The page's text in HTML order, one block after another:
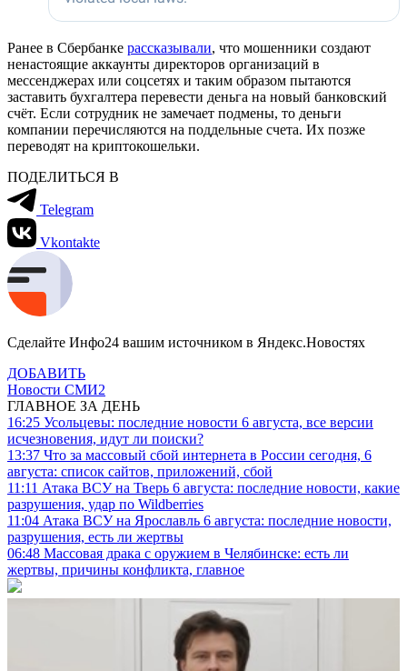
Ранее в Сбербанке рассказывали, что мошенники создают
ненастоящие аккаунты директоров организаций в
мессенджерах или соцсетях и таким образом пытаются
заставить бухгалтера перевести деньга на новый банковский
счёт. Если сотрудник не замечает подмены, то деньги
компании перечисляются на поддельные счета. Их позже
переводят на криптокошельки.
ПОДЕЛИТЬСЯ В
Telegram
Vkontakte
Сделайте Инфо24 вашим источником в Яндекс.Новостях
ДОБАВИТЬ
Новости СМИ2
ГЛАВНОЕ ЗА ДЕНЬ
16:25 Усольцевы: последние новости 6 августа, все версии
исчезновения, идут ли поиски?
13:37 Что за массовый сбой интернета в России сегодня, 6
августа: список сайтов, приложений, сбой
11:11 Атака ВСУ на Тверь 6 августа: последние новости, какие
разрушения, удар по Wildberries
11:04 Атака ВСУ на Ярославль 6 августа: последние новости,
разрушения, есть ли жертвы
06:48 Массовая драка с оружием в Челябинске: есть ли
жертвы, причины конфликта, главное